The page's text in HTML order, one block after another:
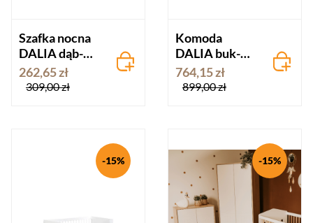
Szafka nocna
DALIA dąb-
antracyt
262,65 zł
309,00 zł
Komoda
DALIA buk-
popiel
764,15 zł
899,00 zł
-15% -15%